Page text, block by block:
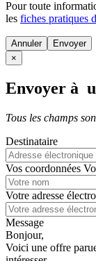
Pour toute
les fiches pratiques
Annuler
×
Envoyer à
Tous les champs
Destinataire
Vos coordonnées
Votre adresse
Message
Bonjour,
Voici une offre